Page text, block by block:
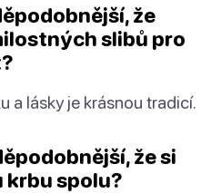
že
slibů pro
a lásky je krásnou tradicí.
že si
krbu spolu?